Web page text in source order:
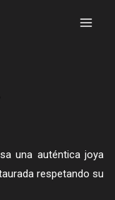
una auténtica joya
respetando su